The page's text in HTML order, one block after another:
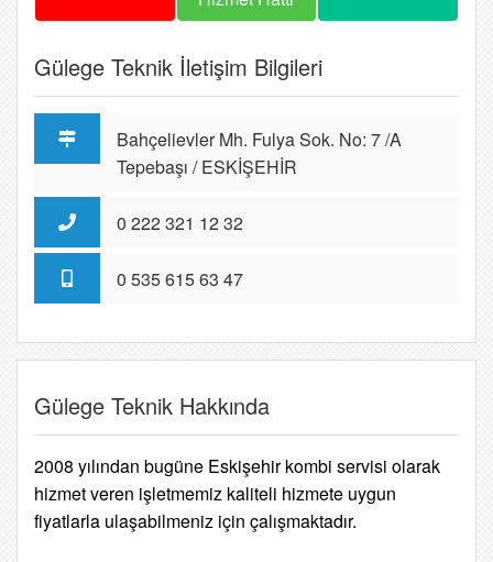
Gülege Teknik İletişim Bilgileri
Bahçelievler Mh. Fulya Sok. No: 7 /A
Tepebaşı / ESKİŞEHİR
0 222 321 12 32
0 535 615 63 47
Gülege Teknik Hakkında
2008 yılından bugüne Eskişehir kombi servisi olarak
hizmet veren işletmemiz kaliteli hizmete uygun
fiyatlarla ulaşabilmeniz için çalışmaktadır.